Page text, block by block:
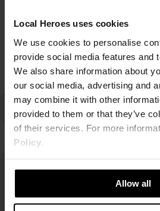
Local Heroes uses cookies
We use cookies to personalise
provide social media features and
We also share information about
our social media, advertising and
may combine it with other
provided to them or that they’ve
of their services. For more
Policy.
Allow all
Czytaj więcej